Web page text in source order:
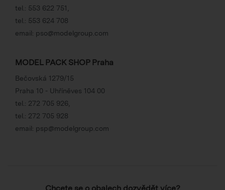
tel.: 553 622 751
tel.: 553 624 708
email: pso@modelgroup.com
MODEL PACK SHOP Praha
Bečovská 1279/15
Praha 10 - Uhříněves 104 00
tel.: 272 705 926
tel.: 272 705 928
email: psp@modelgroup.com
Chcete se o obalech dozvědět více?